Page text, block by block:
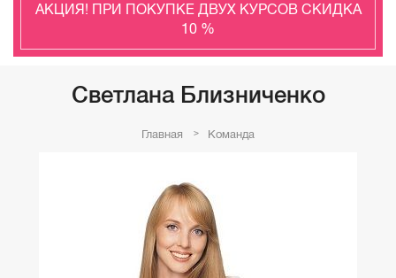
АКЦИЯ! ПРИ ПОКУПКЕ ДВУХ КУРСОВ СКИДКА
10 %
Светлана Близниченко
Главная Команда